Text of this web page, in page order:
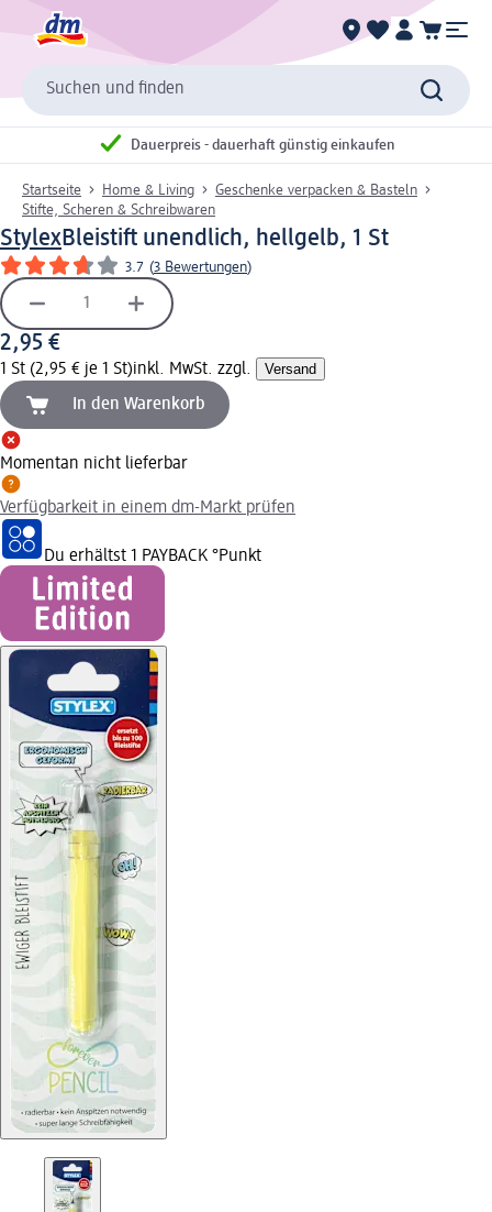
Suchen und finden
Dauerpreis - dauerhaft günstig einkaufen
Startseite Home & Living
Geschenke verpacken & Basteln
Stifte, Scheren & Schreibwaren
StylexBleistift unendlich, hellgelb, 1 St
3.7 (3 Bewertungen)
2,95 €
1 St (2,95 € je 1 St)inkl. MwSt. zzgl. Versand
In den Warenkorb
Momentan nicht lieferbar
Verfügbarkeit in einem dm-Markt prüfen
Du erhältst 1 PAYBACK °Punkt